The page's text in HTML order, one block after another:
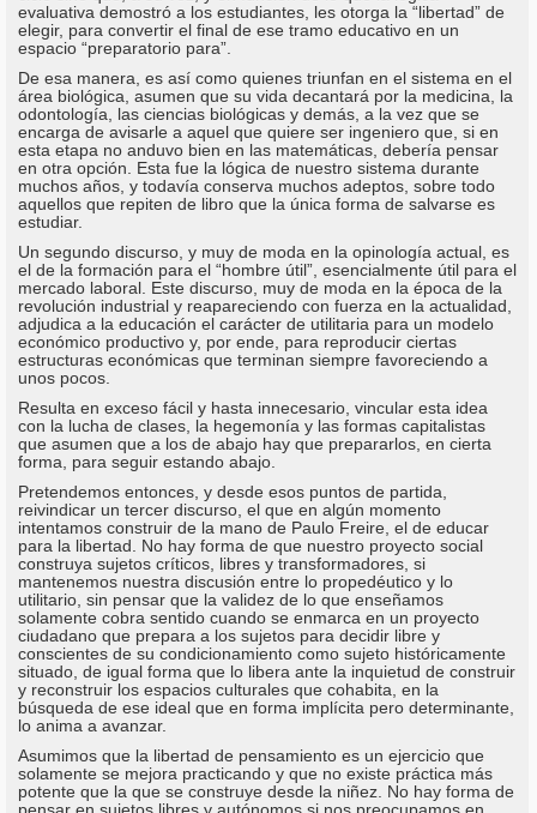
evaluativa demostró a los estudiantes, les otorga la “libertad” de
elegir, para convertir el final de ese tramo educativo en un
espacio “preparatorio para”.
De esa manera, es así como quienes triunfan en el sistema en el
área biológica, asumen que su vida decantará por la medicina, la
odontología, las ciencias biológicas y demás, a la vez que se
encarga de avisarle a aquel que quiere ser ingeniero que, si en
esta etapa no anduvo bien en las matemáticas, debería pensar
en otra opción. Esta fue la lógica de nuestro sistema durante
muchos años, y todavía conserva muchos adeptos, sobre todo
aquellos que repiten de libro que la única forma de salvarse es
estudiar.
Un segundo discurso, y muy de moda en la opinología actual, es
el de la formación para el “hombre útil”, esencialmente útil para el
mercado laboral. Este discurso, muy de moda en la época de la
revolución industrial y reapareciendo con fuerza en la actualidad,
adjudica a la educación el carácter de utilitaria para un modelo
económico productivo y, por ende, para reproducir ciertas
estructuras económicas que terminan siempre favoreciendo a
unos pocos.
Resulta en exceso fácil y hasta innecesario, vincular esta idea
con la lucha de clases, la hegemonía y las formas capitalistas
que asumen que a los de abajo hay que prepararlos, en cierta
forma, para seguir estando abajo.
Pretendemos entonces, y desde esos puntos de partida,
reivindicar un tercer discurso, el que en algún momento
intentamos construir de la mano de Paulo Freire, el de educar
para la libertad. No hay forma de que nuestro proyecto social
construya sujetos críticos, libres y transformadores, si
mantenemos nuestra discusión entre lo propedéutico y lo
utilitario, sin pensar que la validez de lo que enseñamos
solamente cobra sentido cuando se enmarca en un proyecto
ciudadano que prepara a los sujetos para decidir libre y
conscientes de su condicionamiento como sujeto históricamente
situado, de igual forma que lo libera ante la inquietud de construir
y reconstruir los espacios culturales que cohabita, en la
búsqueda de ese ideal que en forma implícita pero determinante,
lo anima a avanzar.
Asumimos que la libertad de pensamiento es un ejercicio que
solamente se mejora practicando y que no existe práctica más
potente que la que se construye desde la niñez. No hay forma de